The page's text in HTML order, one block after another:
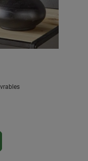
la quantité